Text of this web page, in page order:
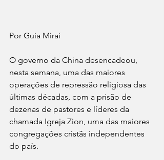
Por Guia Miraí
O governo da China desencadeou,
nesta semana, uma das maiores
operações de repressão religiosa das
últimas décadas, com a prisão de
dezenas de pastores e líderes da
chamada Igreja Zion, uma das maiores
congregações cristãs independentes
do país.